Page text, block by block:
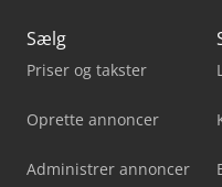
Sælg
Priser og takster
Oprette annoncer
Administrer annoncer